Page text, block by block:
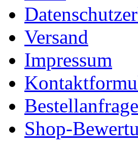
Versand
Impressum
Bestellanfrage
Shop-